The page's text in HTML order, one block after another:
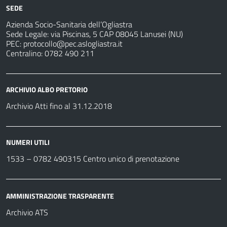
SEDE
Azienda Socio-Sanitaria dell’Ogliastra
Sede Legale: via Piscinas, 5 CAP 08045 Lanusei (NU)
PEC: protocollo@pec.aslogliastra.it
Centralino: 0782 490 211
ARCHIVIO ALBO PRETORIO
Archivio Atti fino al 31.12.2018
NUMERI UTILI
1533 – 0782 490315 Centro unico di prenotazione
AMMINISTRAZIONE TRASPARENTE
Archivio ATS